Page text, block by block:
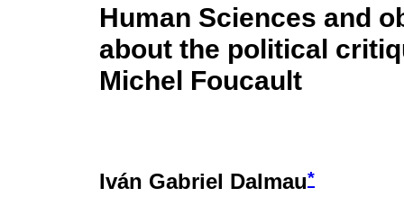
Human Sciences and
about the political
Michel Foucault
Iván Gabriel Dalmau*